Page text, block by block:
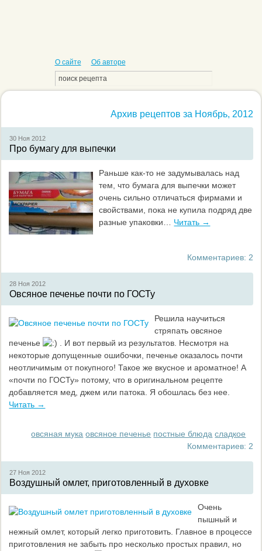
О сайте Об авторе
Архив рецептов за Ноябрь, 2012
30 Ноя2012
Про бумагу для выпечки
Раньше как-то не задумывалась над
тем, что бумага для выпечки может
очень сильно отличаться фирмами и
свойствами, пока не купила подряд две
разные упаковки…
Читать →
Комментариев: 2
28 Ноя2012
Овсяное печенье почти по ГОСТу
Решила научиться
стряпать овсяное
печенье
. И вот первый из результатов. Несмотря на
некоторые допущенные ошибочки, печенье оказалось почти
неотличимым от покупного! Такое же вкусное и ароматное! А
«почти по ГОСТу» потому, что в оригинальном рецепте
добавляется мед, джем или патока. Я обошлась без нее.
Читать →
овсяная мука овсяное печенье постные блюда сладкое
Комментариев: 2
27 Ноя2012
Воздушный омлет, приготовленный в духовке
Очень
пышный и
нежный омлет, который легко приготовить. Главное в процессе
приготовления не забыть про несколько простых правил, но